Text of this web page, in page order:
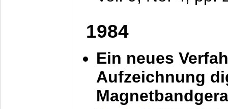
1984
Ein neues
Aufzeichnung